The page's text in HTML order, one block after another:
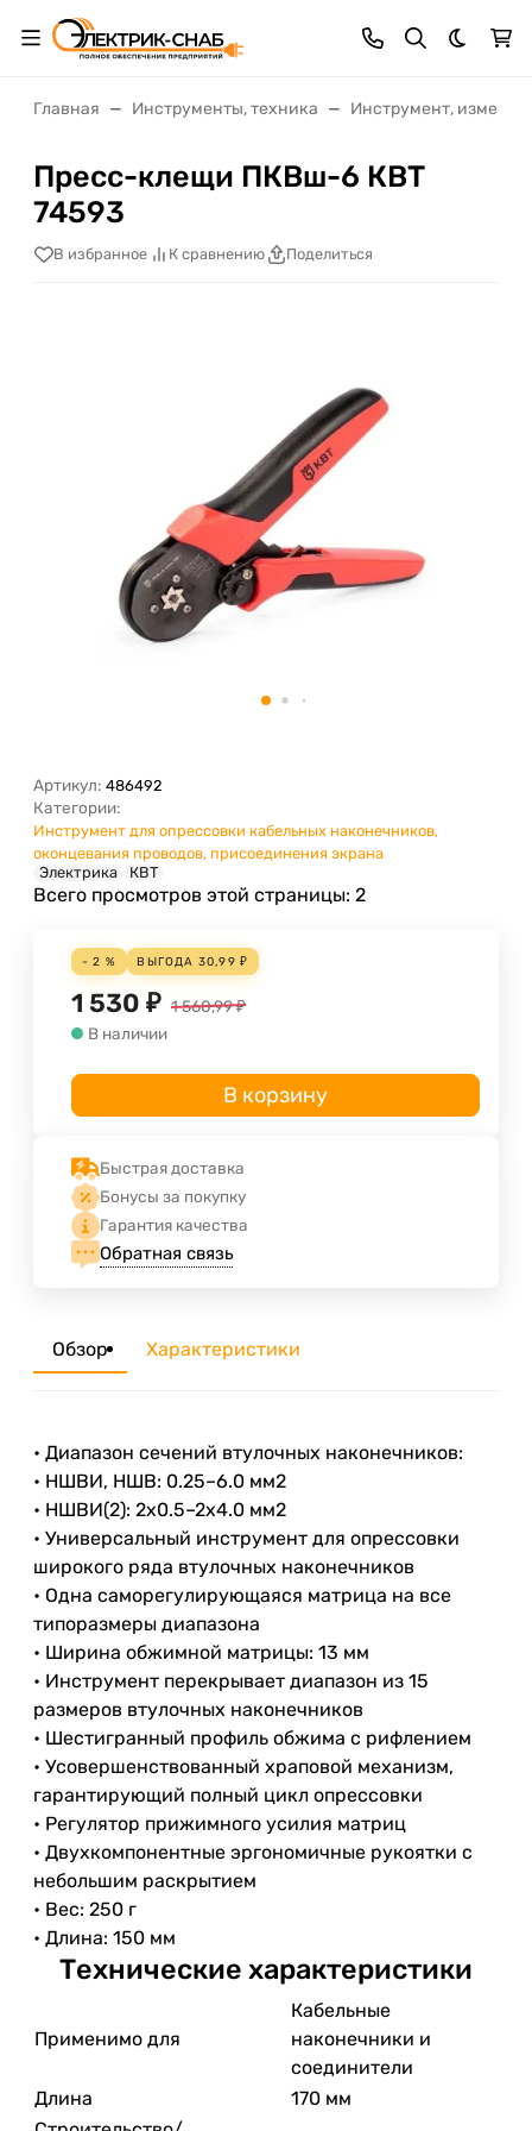
Темная
Главная Инструменты, техника Инструмент,
Пресс-клещи ПКВш-6 КВТ
74593
В избранное К сравнению Поделиться
Артикул: 486492
Категории:
Инструмент для опрессовки кабельных наконечников,
оконцевания проводов, присоединения экрана
Электрика
КВТ
Всего просмотров этой страницы: 2
- 2 % ВЫГОДА 30,99 ₽
1 530 ₽ 1 560,99₽
В наличии
В корзину
Быстрая доставка
Бонусы за покупку
Гарантия качества
Обратная связь
Обзор Характеристики
• Диапазон сечений втулочных наконечников:
• НШВИ, НШВ: 0.25–6.0 мм2
• НШВИ(2): 2х0.5–2х4.0 мм2
• Универсальный инструмент для опрессовки
широкого ряда втулочных наконечников
• Одна саморегулирующаяся матрица на все
типоразмеры диапазона
• Ширина обжимной матрицы: 13 мм
• Инструмент перекрывает диапазон из 15
размеров втулочных наконечников
• Шестигранный профиль обжима с рифлением
• Усовершенствованный храповой механизм,
гарантирующий полный цикл опрессовки
• Регулятор прижимного усилия матриц
• Двухкомпонентные эргономичные рукоятки с
небольшим раскрытием
• Вес: 250 г
• Длина: 150 мм
Технические характеристики
Применимо для
Кабельные
наконечники и
соединители
Длина
170 мм